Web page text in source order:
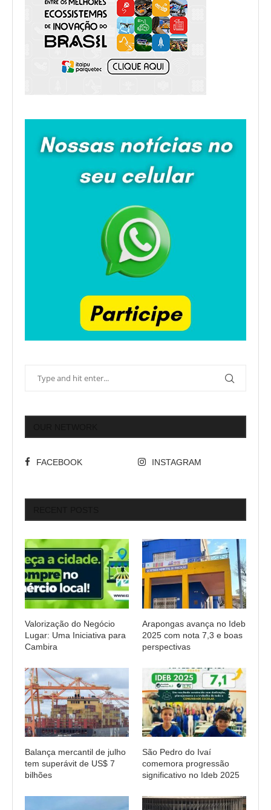
FACEBOOK INSTAGRAM
Valorização do Negócio
Lugar: Uma Iniciativa para
Cambira
Arapongas avança no Ideb
2025 com nota 7,3 e boas
perspectivas
Balança mercantil de julho
tem superávit de US$ 7
bilhões
São Pedro do Ivaí
comemora progressão
significativo no Ideb 2025